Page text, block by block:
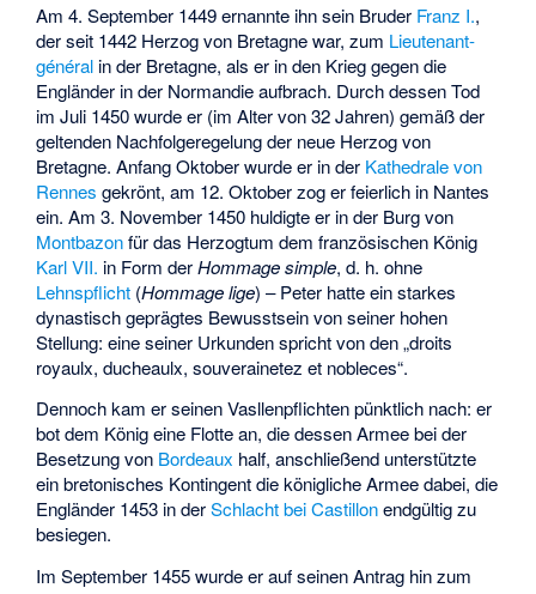
Am 4. September 1449 ernannte ihn sein Bruder Franz I.,
der seit 1442 Herzog von Bretagne war, zum Lieutenant-
général in der Bretagne, als er in den Krieg gegen die
Engländer in der Normandie aufbrach. Durch dessen Tod
im Juli 1450 wurde er (im Alter von 32 Jahren) gemäß der
geltenden Nachfolgeregelung der neue Herzog von
Bretagne. Anfang Oktober wurde er in der Kathedrale von
Rennes gekrönt, am 12. Oktober zog er feierlich in Nantes
ein. Am 3. November 1450 huldigte er in der Burg von
Montbazonfür das Herzogtum dem französischen König
Karl VII. in Form derHommage simple, d. h. ohne
Lehnspflicht (Hommage lige) – Peter hatte ein starkes
dynastisch geprägtes Bewusstsein von seiner hohen
Stellung: eine seiner Urkunden spricht von den „droits
royaulx, ducheaulx, souverainetez et nobleces“.
Dennoch kam er seinen Vasllenpflichten pünktlich nach: er
bot dem König eine Flotte an, die dessen Armee bei der
Besetzung von Bordeaux half, anschließend unterstützte
ein bretonisches Kontingent die königliche Armee dabei, die
Engländer 1453 in derSchlacht bei Castillonendgültig zu
besiegen.
Im September 1455 wurde er auf seinen Antrag hin zum